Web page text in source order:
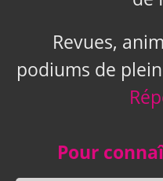
Revues,
podiums de
Pour